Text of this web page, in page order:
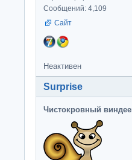
Сообщений: 4,109
Сайт
Неактивен
Surprise
Чистокровный